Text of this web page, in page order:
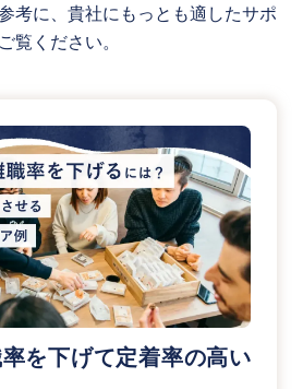
考に、貴社にもっとも適したサポ
覧ください。
を下げて定着率の高い